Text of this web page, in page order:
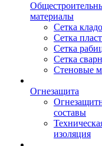
материалы
Сетка
Сетка
Сетка
Сетка
Стеновые
Огнезащита
составы
изоляция